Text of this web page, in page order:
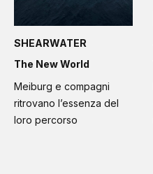
SHEARWATER
The New World
Meiburg e compagni
ritrovano l’essenza del
loro percorso